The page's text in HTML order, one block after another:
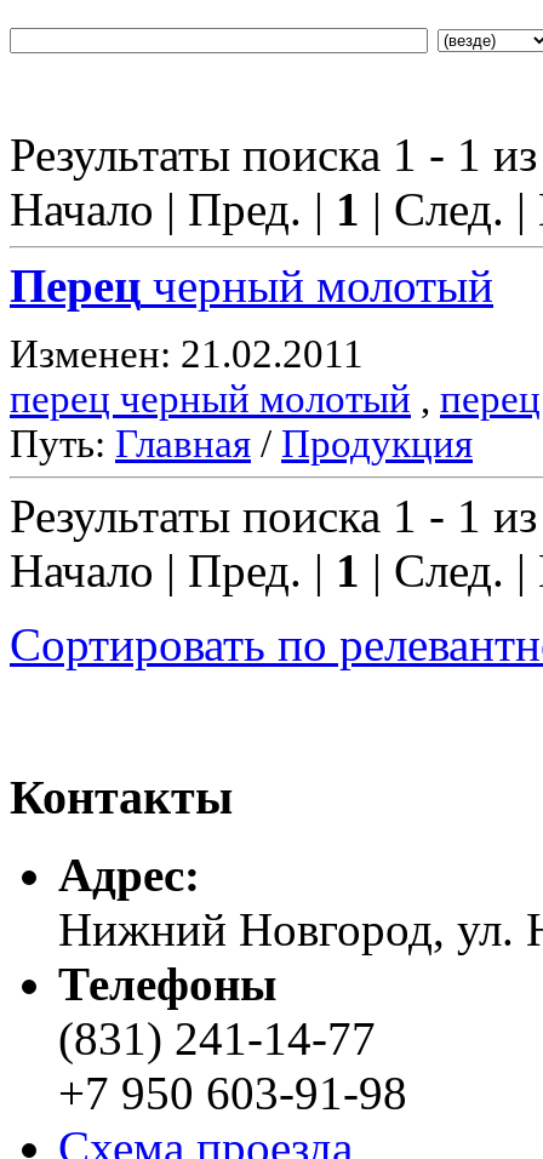
Результаты поиска 1 - 1
Начало | Пред. | 1 | След.
Перец черный молотый
Изменен: 21.02.2011
перец черный молотый , перец
Путь: Главная / Продукция
Результаты поиска 1 - 1
Начало | Пред. | 1 | След.
Сортировать по
Контакты
Адреc:
Нижний Новгород, ул.
Телефоны
(831) 241-14-77
+7 950 603-91-98
Схема проезда